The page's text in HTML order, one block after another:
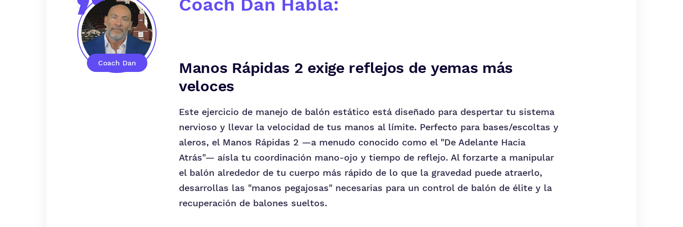
Coach Dan
Coach Dan Habla:
Manos Rápidas 2 exige reflejos de yemas más
veloces
Este ejercicio de manejo de balón estático está diseñado para despertar tu sistema
nervioso y llevar la velocidad de tus manos al límite. Perfecto para bases/escoltas y
aleros, el Manos Rápidas 2 —a menudo conocido como el "De Adelante Hacia
Atrás"— aísla tu coordinación mano-ojo y tiempo de reflejo. Al forzarte a manipular
el balón alrededor de tu cuerpo más rápido de lo que la gravedad puede atraerlo,
desarrollas las "manos pegajosas" necesarias para un control de balón de élite y la
recuperación de balones sueltos.